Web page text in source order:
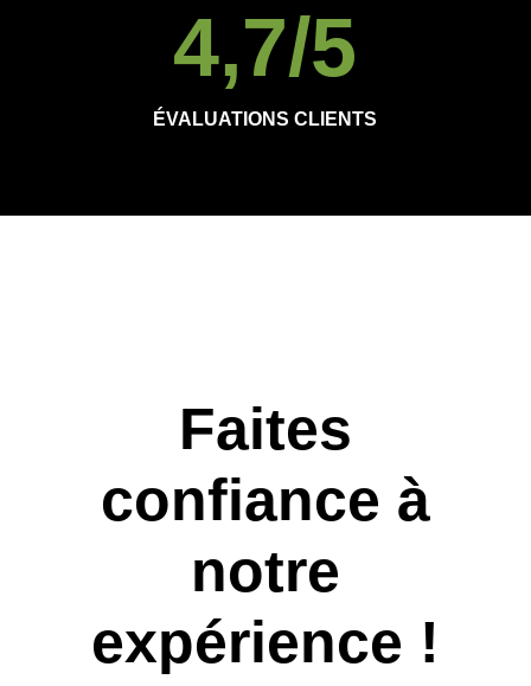
4,7/5
ÉVALUATIONS CLIENTS
Faites
confiance à
notre
expérience !